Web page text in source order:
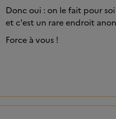
Donc oui : on le fait pour
et c'est un rare endroit
Force à vous !